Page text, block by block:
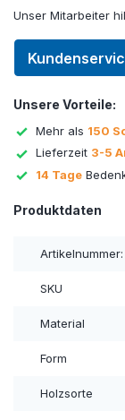
Unser Mitarbeiter
Unsere Vorteile:
Mehr als 150
Lieferzeit 3-5
14 Tage
Produktdaten
Artikelnummer:
SKU
Material
Form
Holzsorte